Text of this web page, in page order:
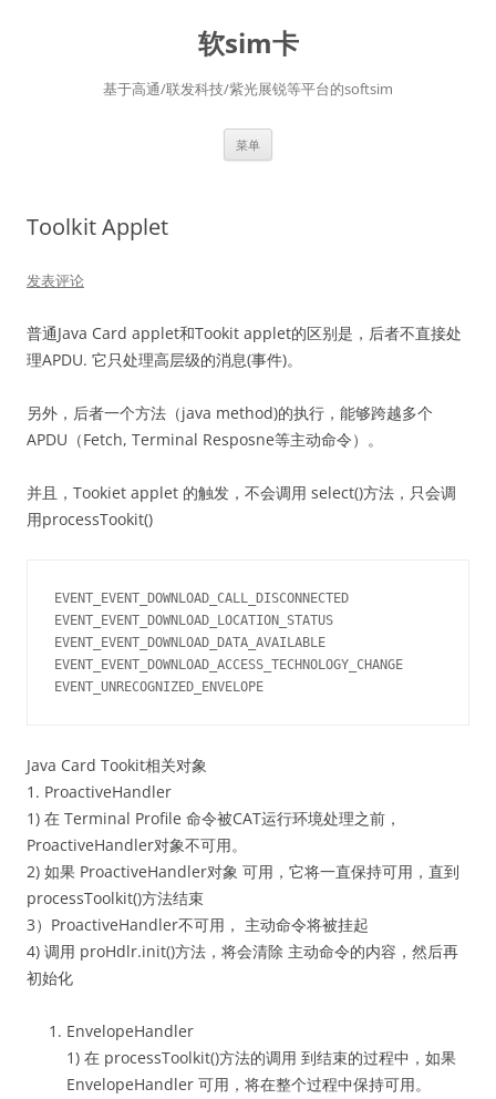
软sim卡
基于高通/联发科技/紫光展锐等平台的softsim
菜单
Toolkit Applet
发表评论
普通Java Card applet和Tookit applet的区别是，后者不直接处
理APDU. 它只处理高层级的消息(事件)。
另外，后者一个方法（java method)的执行，能够跨越多个
APDU（Fetch, Terminal Resposne等主动命令）。
并且，Tookiet applet 的触发，不会调用 select()方法，只会调
用processTookit()
EVENT_EVENT_DOWNLOAD_CALL_DISCONNECTED
EVENT_EVENT_DOWNLOAD_LOCATION_STATUS
EVENT_EVENT_DOWNLOAD_DATA_AVAILABLE
EVENT_EVENT_DOWNLOAD_ACCESS_TECHNOLOGY_CHANGE
Java Card Tookit相关对象
1. ProactiveHandler
1) 在 Terminal Profile 命令被CAT运行环境处理之前，
ProactiveHandler对象不可用。
2) 如果 ProactiveHandler对象 可用，它将一直保持可用，直到
processToolkit()方法结束
3）ProactiveHandler不可用， 主动命令将被挂起
4) 调用 proHdlr.init()方法，将会清除 主动命令的内容，然后再
初始化
EnvelopeHandler
1) 在 processToolkit()方法的调用 到结束的过程中，如果
EnvelopeHandler 可用，将在整个过程中保持可用。